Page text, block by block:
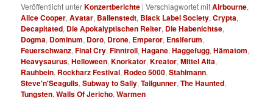
Veröffentlicht unterKonzertberichte |Verschlagwortet mitAirbourne,
Alice Cooper,Avatar, Ballenstedt, Black Label Society,Crypta,
Decapitated, Die Apokalyptischen Reiter, Die Habenichtse,
Dogma, Dominum, Doro, Drone, Emperor, Ensiferum,
Feuerschwanz,Final Cry,Finntroll,Hagane,Haggefugg,Hämatom,
Heavysaurus,Helloween,Knorkator,Kreator,Mittel Alta,
Rauhbein, Rockharz Festival, Rodeo 5000,Stahlmann,
Steve'n'Seagulls,Subway to Sally,Tailgunner,The Haunted,
Tungsten,Walls Of Jericho,Warmen